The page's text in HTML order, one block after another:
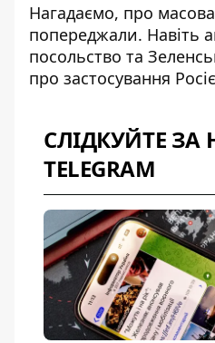
Нагадаємо, про
попереджали. Навіть
посольство та
про застосування
СЛІДКУЙТЕ
TELEGRAM